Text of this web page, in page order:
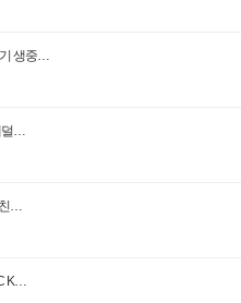
기 생중…
덜…
친…
K…